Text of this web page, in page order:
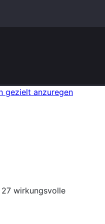
wirkungsvolle